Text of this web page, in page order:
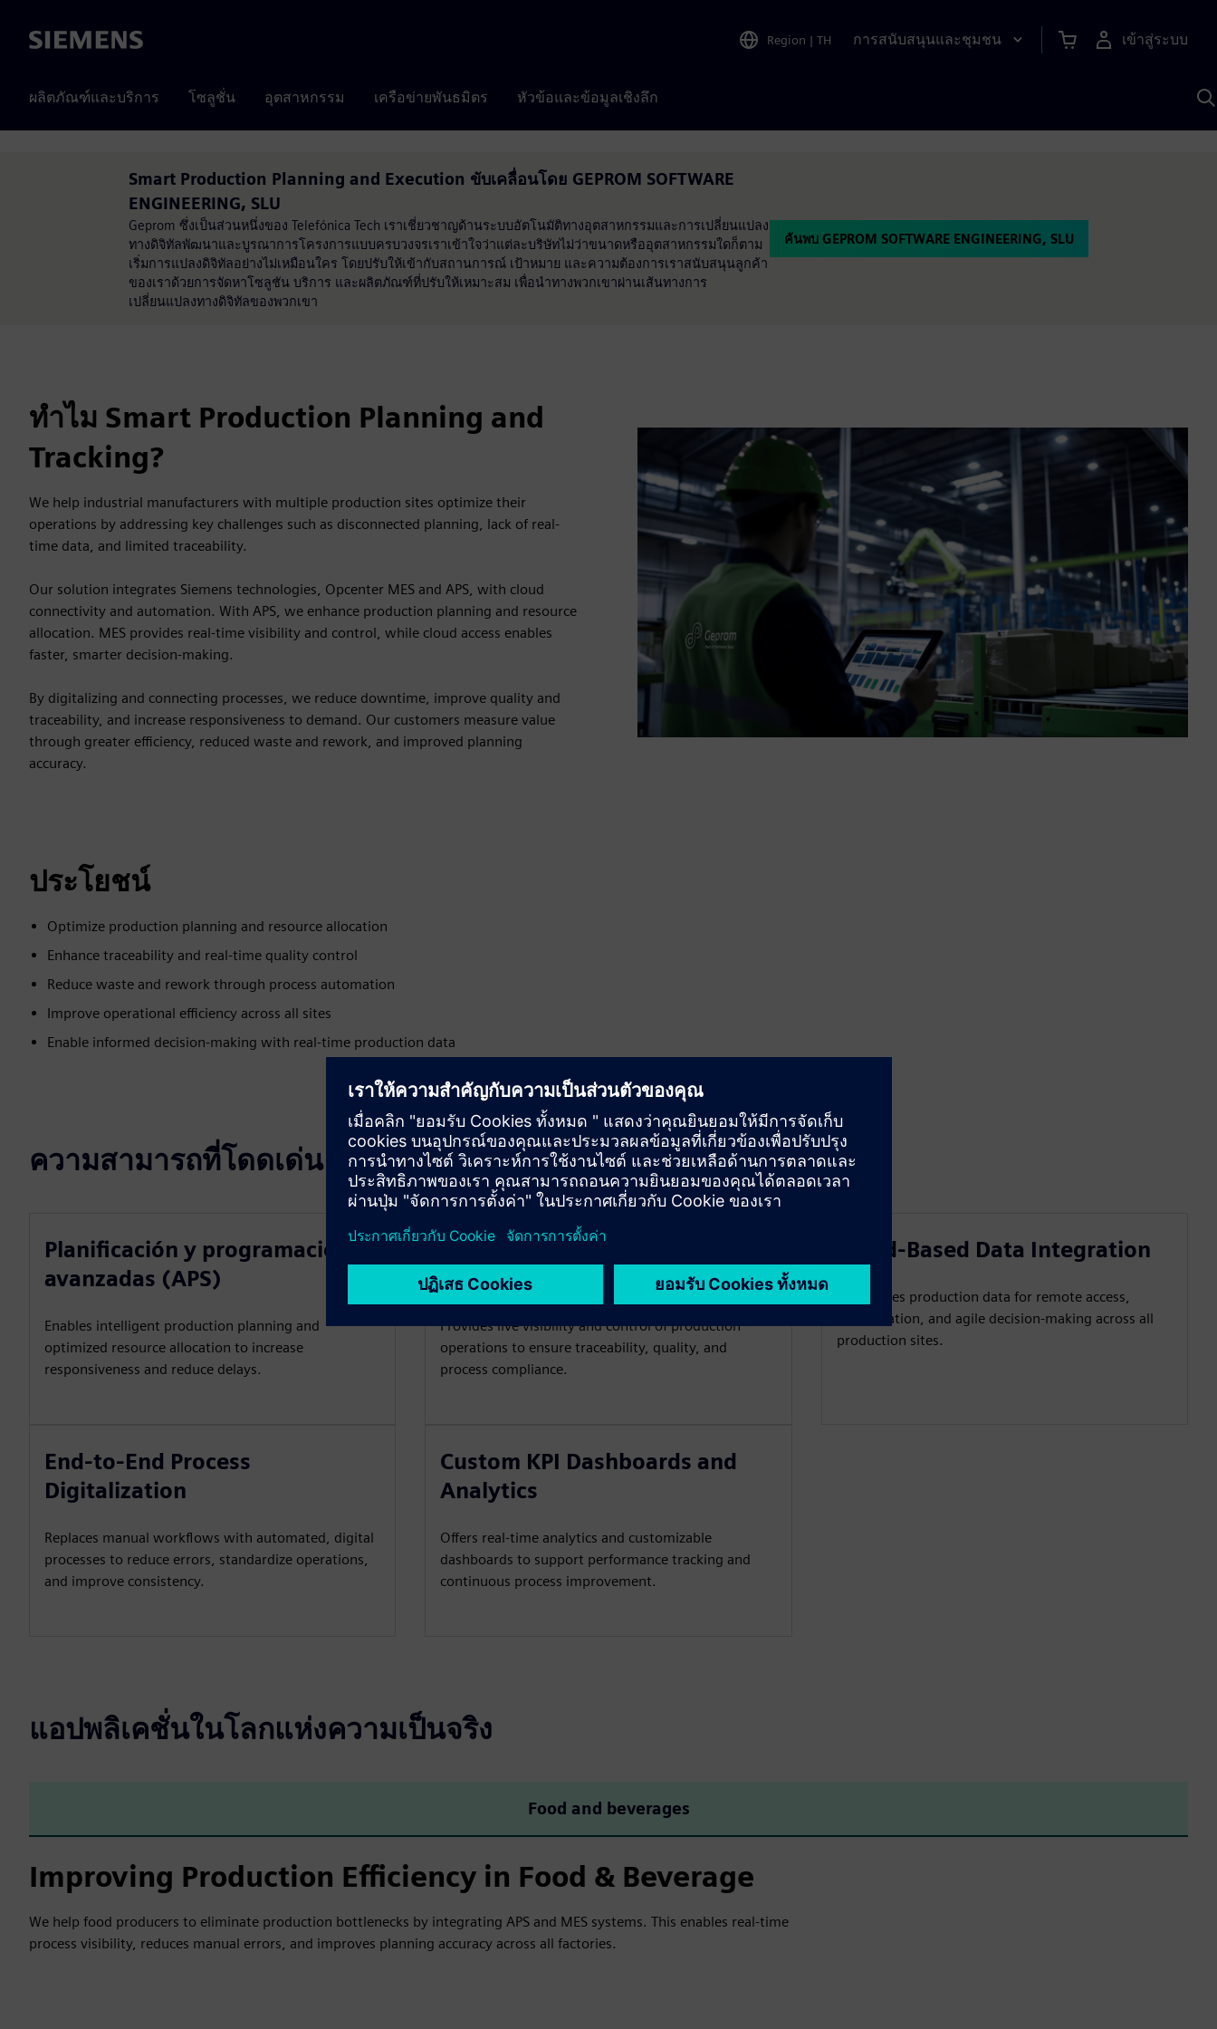
Siemens Region | TH การสนับสนุนและชุมชน เข้าสู่ระบบ
ผลิตภัณฑ์และบริการ โซลูชั่น อุตสาหกรรม เครือข่ายพันธมิตร หัวข้อและข้อมูลเชิงลึก
Smart Production Planning and Execution ขับเคลื่อนโดย GEPROM SOFTWARE
ENGINEERING, SLU
Geprom ซึ่งเป็นส่วนหนึ่งของ Telefónica Tech เราเชี่ยวชาญด้านระบบอัตโนมัติทางอุตสาหกรรมและการเปลี่ยนแปลง
ทางดิจิทัลพัฒนาและบูรณาการโครงการแบบครบวงจรเราเข้าใจว่าแต่ละบริษัทไม่ว่าขนาดหรืออุตสาหกรรมใดก็ตาม
เริ่มการแปลงดิจิทัลอย่างไม่เหมือนใคร โดยปรับให้เข้ากับสถานการณ์ เป้าหมาย และความต้องการเราสนับสนุนลูกค้า
ของเราด้วยการจัดหาโซลูชัน บริการ และผลิตภัณฑ์ที่ปรับให้เหมาะสม เพื่อนำทางพวกเขาผ่านเส้นทางการ
เปลี่ยนแปลงทางดิจิทัลของพวกเขา
ค้นพบ GEPROM SOFTWARE ENGINEERING, SLU
ทำไม Smart Production Planning and
Tracking?
We help industrial manufacturers with multiple production sites optimize their
operations by addressing key challenges such as disconnected planning, lack of real-
time data, and limited traceability.
Our solution integrates Siemens technologies, Opcenter MES and APS, with cloud
connectivity and automation. With APS, we enhance production planning and resource
allocation. MES provides real-time visibility and control, while cloud access enables
faster, smarter decision-making.
By digitalizing and connecting processes, we reduce downtime, improve quality and
traceability, and increase responsiveness to demand. Our customers measure value
through greater efficiency, reduced waste and rework, and improved planning
accuracy.
ประโยชน์
Optimize production planning and resource allocation
Enhance traceability and real-time quality control
Reduce waste and rework through process automation
Improve operational efficiency across all sites
Enable informed decision-making with real-time production data
ความสามารถที่โดดเด่น
Planificación y programación
avanzadas (APS)
Enables intelligent production planning and
optimized resource allocation to increase
responsiveness and reduce delays.
Real-Time Production
Monitoring (MES)
Provides live visibility and control of production
operations to ensure traceability, quality, and
process compliance.
Cloud-Based Data Integration
Centralizes production data for remote access,
collaboration, and agile decision-making across all
production sites.
End-to-End Process
Digitalization
Replaces manual workflows with automated, digital
processes to reduce errors, standardize operations,
and improve consistency.
Custom KPI Dashboards and
Analytics
Offers real-time analytics and customizable
dashboards to support performance tracking and
continuous process improvement.
แอปพลิเคชั่นในโลกแห่งความเป็นจริง
Food and beverages
Improving Production Efficiency in Food & Beverage
We help food producers to eliminate production bottlenecks by integrating APS and MES systems. This enables real-time
process visibility, reduces manual errors, and improves planning accuracy across all factories.